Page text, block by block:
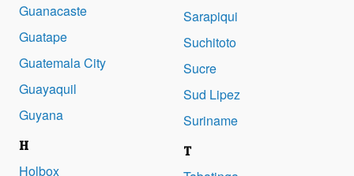
Guanacaste
Guatape
Guatemala City
Guayaquil
Guyana
H
Holbox
Sarapiqui
Suchitoto
Sucre
Sud Lipez
Suriname
T